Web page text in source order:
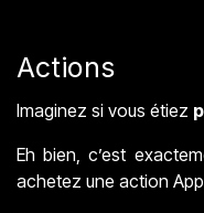
Actions
Imaginez si vous étiez
Eh bien, c’est
achetez une action